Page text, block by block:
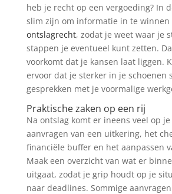
heb je recht op een vergoeding? In
slim zijn om informatie in te winnen
ontslagrecht, zodat je weet waar je
stappen je eventueel kunt zetten.
voorkomt dat je kansen laat liggen.
ervoor dat je sterker in je schoenen
gesprekken met je voormalige
Praktische zaken op een rij
Na ontslag komt er ineens veel op
aanvragen van een uitkering, het
financiële buffer en het aanpassen
Maak een overzicht van wat er
uitgaat, zodat je grip houdt op je
naar deadlines. Sommige